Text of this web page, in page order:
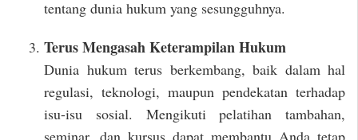
tentang dunia hukum yang sesungguhnya.
Terus Mengasah Keterampilan Hukum
Dunia hukum terus berkembang, baik dalam hal
regulasi, teknologi, maupun pendekatan terhadap
isu-isu sosial. Mengikuti pelatihan tambahan,
seminar, dan kursus dapat membantu Anda tetap